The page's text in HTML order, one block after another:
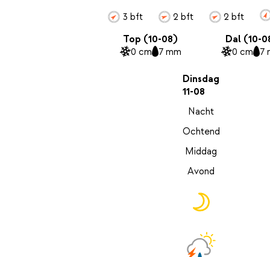
3 bft 2 bft
2 bft
Top (10-08)
0 cm 7 mm
Dal (10-
0 cm 7
Dinsdag
11-08
Nacht
Ochtend
Middag
Avond